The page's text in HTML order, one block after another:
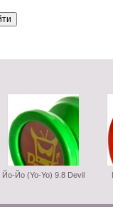
Йо-Йо (Yo-Yo) 9.8 Devil